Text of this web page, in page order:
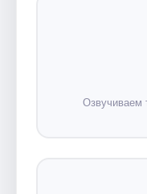
Озвучиваем